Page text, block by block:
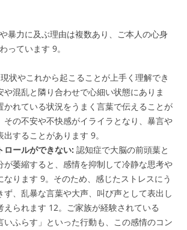
暴力に及ぶ理由は複数あり、ご本人の心身
っています 9。
現状やこれから起こることが上手く理解でき
や混乱と隣り合わせで心細い状態にありま
かれている状況をうまく言葉で伝えることが
その不安や不快感がイライラとなり、暴言や
出することがあります 9。
ロールができない: 認知症で大脳の前頭葉と
が萎縮すると、感情を抑制して冷静な思考や
なります 9。そのため、感じたストレスにう
ず、乱暴な言葉や大声、叫び声として表出し
えられます 12。ご家族が経験されている
いふらす」といった行動も、この感情のコン